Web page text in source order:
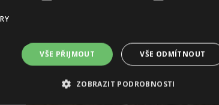
VŠE PŘIJMOUT VŠE ODMÍTNOUT
ZOBRAZIT PODROBNOSTI